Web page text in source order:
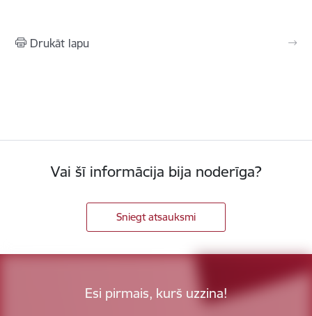
Drukāt lapu
Vai šī informācija bija noderīga?
Sniegt atsauksmi
Esi pirmais, kurš uzzina!